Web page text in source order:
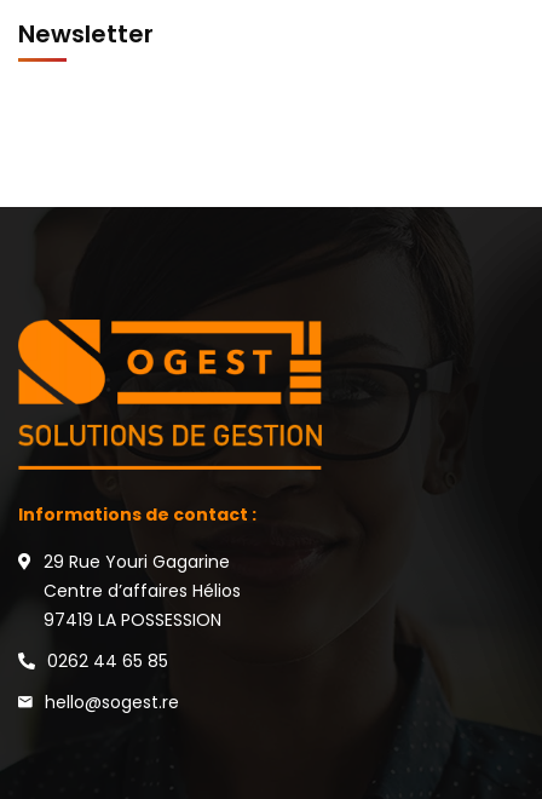
Newsletter
Informations de contact :
29 Rue Youri Gagarine
Centre d’affaires Hélios
97419 LA POSSESSION
0262 44 65 85
hello@sogest.re